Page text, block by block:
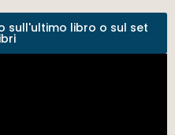
sull'ultimo libro o sul set